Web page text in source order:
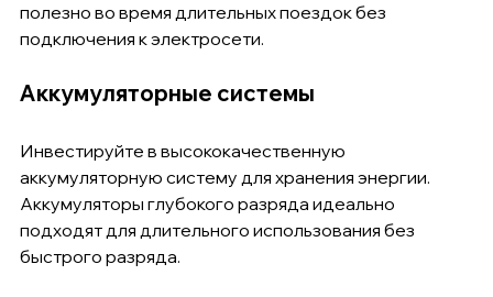
полезно во время длительных поездок без
подключения к электросети.
Аккумуляторные системы
Инвестируйте в высококачественную
аккумуляторную систему для хранения энергии.
Аккумуляторы глубокого разряда идеально
подходят для длительного использования без
быстрого разряда.